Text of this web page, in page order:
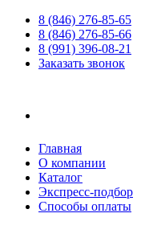
8 (846) 276-85-65
8 (846) 276-85-66
8 (991) 396-08-21
Заказать звонок
Главная
О компании
Каталог
Экспресс-подбор
Способы оплаты